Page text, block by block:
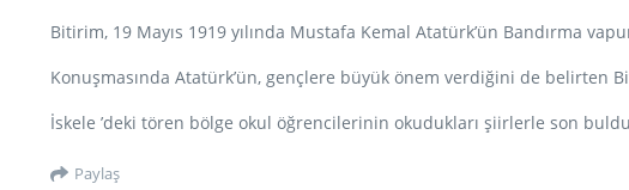
Bitirim, 19 Mayıs 1919 yılında Mustafa Kemal Atatürk’ün Bandırma
Konuşmasında Atatürk’ün, gençlere büyük önem verdiğini de
İskele ’deki tören bölge okul öğrencilerinin okudukları şiirlerle son
Paylaş